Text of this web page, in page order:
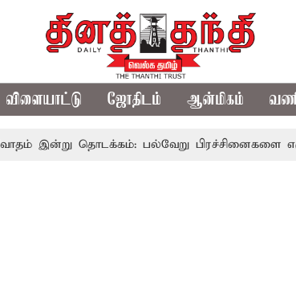
விளையாட்டு ஜோதிடம் ஆன்மிகம்
தொடக்கம்: பல்வேறு பிரச்சினைகளை எழுப்ப